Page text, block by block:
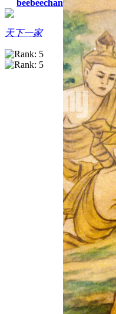
beebeechan
天下一家